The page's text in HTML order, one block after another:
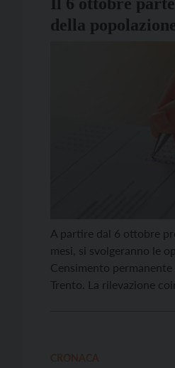
della
A partire dal 6 ottobre
mesi, si svolgeranno le
Censimento permanente
Trento. La rilevazione